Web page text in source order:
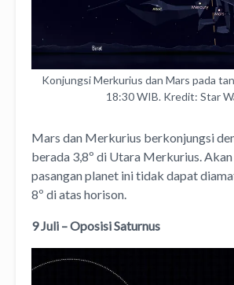
Konjungsi Merkurius dan Mars pada
18:30 WIB. Kredit: Star
Mars dan Merkurius berkonjungsi
berada 3,8º di Utara Merkurius.
pasangan planet ini tidak dapat
8º di atas horison.
9 Juli – Oposisi Saturnus